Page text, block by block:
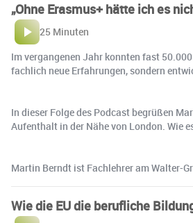
„Ohne Erasmus+ hätte ich es
25 Minuten
Im vergangenen Jahr konnten fast
fachlich neue Erfahrungen, sondern
In dieser Folge des Podcast begrüßen
Aufenthalt in der Nähe von London. Wie
Martin Berndt ist Fachlehrer am Walter-
Wie die EU die berufliche